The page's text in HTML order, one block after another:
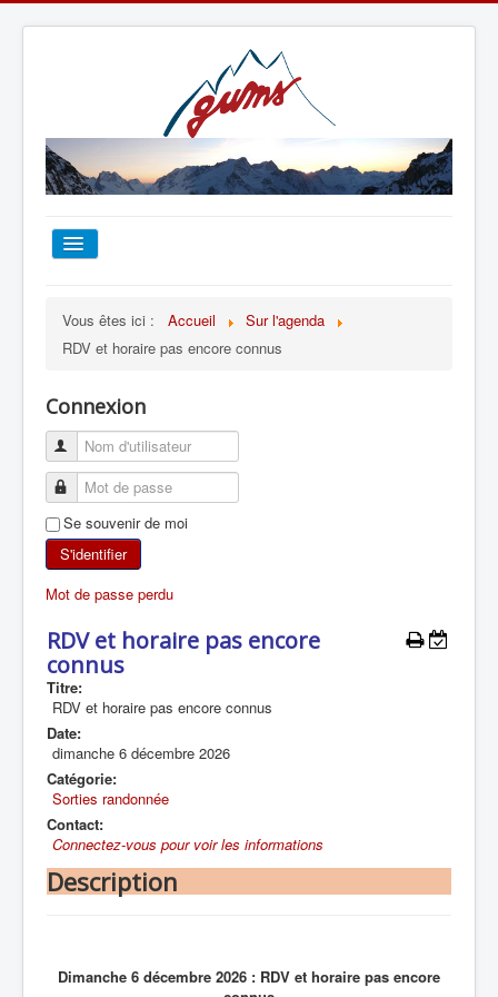
TOUT SUR LE GUMS
ESCALADE
ALPINISME
SKI DE RANDONNÉE
RANDONNÉE SPORTIVE
Vous êtes ici : Accueil
Sur l'agenda
RDV et horaire pas encore connus
Connexion
Se souvenir de moi
S'identifier
Mot de passe perdu
RDV et horaire pas encore
connus
Titre:
RDV et horaire pas encore connus
Date:
dimanche 6 décembre 2026
Catégorie:
Sorties randonnée
Contact:
Connectez-vous pour voir les informations
Description
Dimanche 6 décembre 2026 : RDV et horaire pas encore